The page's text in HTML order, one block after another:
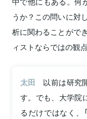
うか？この問いに対
析に関わることがで
ィストならではの観
太田
以前は研究
す。でも、大学院
るだけではなく、